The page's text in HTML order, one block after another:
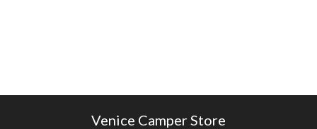
Venice Camper Store